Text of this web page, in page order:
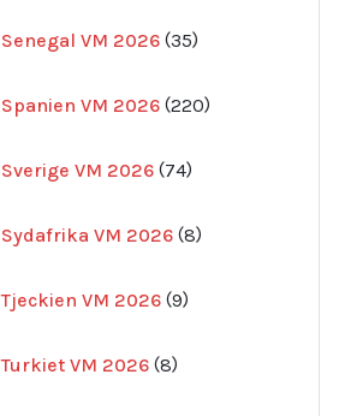
Senegal VM 2026 35
produkter
Spanien VM 2026 220
produkter
Sverige VM 2026 74
produkter
Sydafrika VM 2026 8
produkter
Tjeckien VM 2026 9
produkter
Turkiet VM 2026 8
produkter